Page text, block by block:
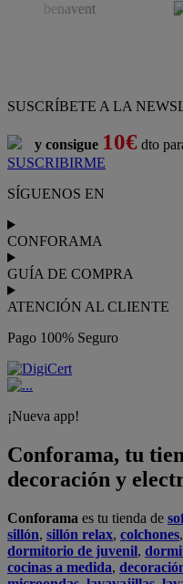
SUSCRÍBETE A LA
y consigue 10€ dto
SUSCRIBIRME
SÍGUENOS EN
CONFORAMA
GUÍA DE COMPRA
ATENCIÓN AL CLIENTE
Pago 100% Seguro
¡Nueva app!
Conforama, tu
decoración y
Conforama es tu tienda de
sillón, sillón relax, colchones,
dormitorio de juvenil,
cocinas a medida,